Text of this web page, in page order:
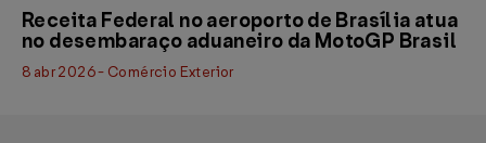
Receita Federal no aeroporto de Brasília atua
no desembaraço aduaneiro da MotoGP Brasil
8 abr 2026 - Comércio Exterior